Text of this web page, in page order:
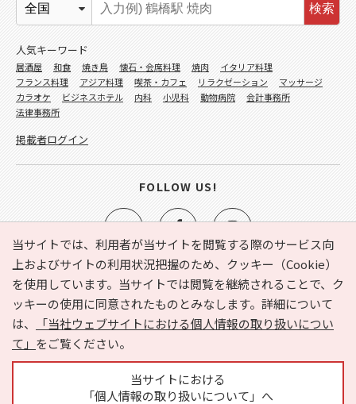
当サイトでは、利用者が当サイトを閲覧する際のサービス向
上およびサイトの利用状況把握のため、クッキー（Cookie）
を使用しています。当サイトでは閲覧を継続されることで、ク
ッキーの使用に同意されたものとみなします。詳細について
は、
「当社ウェブサイトにおける個人情報の取り扱いについ
て」 をご覧ください。
当サイトにおける
「個人情報の取り扱いについて」へ
e-NAVITA（イーナビタ）とは？ お気に入り
ヘルプ
利用規約
個人情報の取り扱いについて
運営会社
サイトマップ
広告掲載に関するお問い合わせ
検索
人気キーワード
居酒屋 和食 焼き鳥 懐石・会席料理 焼肉
イタリア料理
フランス料理
アジア料理 喫茶・カフェ リラクゼーション
マッサージ
カラオケ
ビジネスホテル 内科 小児科 動物病院
会計事務所
法律事務所
掲載者ログイン
FOLLOW US!